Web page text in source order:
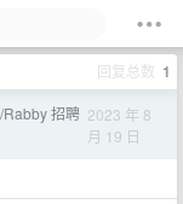
回复总数 1
招聘 2023 年 8
月 19 日